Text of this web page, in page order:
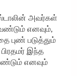
அவர்கள்
எனவும்,
புண் படுத்தும்
இந்த
எனவும்